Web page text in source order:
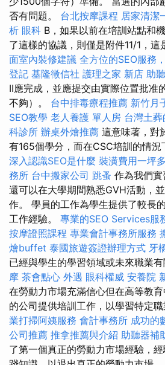
否有問題。 台北按摩課程 居家清潔
析 眼科 B，如果以前在培訓站點和
了這樣的協議，則僅是附件11/1，這
面室內裝修建議 全方位的SEO服務
登記 基隆徵信社 護理之家 新店 助
II應完成，並應提交由實際位置批准
不夠）。 台中排毒療程推薦 新竹月
SEO教學 老人養護 單人房 台灣土
科診所 辦桌外燴推薦 這意味著，對
有165個學分，而在CSC培訓的情況
深入認識SEO是什麼 裝潢費用一坪
務所 台中搬家公司 跳蚤 作為我們
還可以在大學期間熟悉GVH活動，
作。 學員的工作為學生提供了較長
工作經驗。 專業的SEO Services服
按摩證照課程 專業會計事務所服務
燴buffet 泰國旅遊簽證辦理方式 牙
已經與學生的學習領域或未來職業有
摩 茶會點心 外遇 眼科權威 安養院
在勞動力市場充滿信心但在高等教
的公司提供培訓工作，以學習特定
業打掃阿姨服務 會計事務所 成功的
公司推薦 推拿推薦與介紹 助聽器補
了第一個真正的勞動力市場經驗，